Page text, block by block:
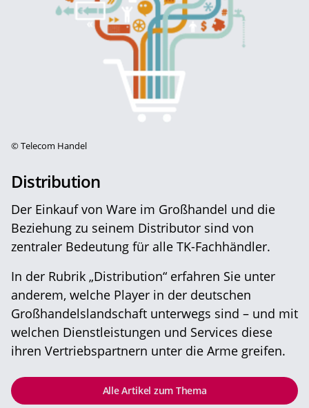
©Telecom Handel
Distribution
Der Einkauf von Ware im Großhandel und die
Beziehung zu seinem Distributor sind von
zentraler Bedeutung für alle TK-Fachhändler.
In der Rubrik „Distribution“ erfahren Sie unter
anderem, welche Player in der deutschen
Großhandelslandschaft unterwegs sind – und mit
welchen Dienstleistungen und Services diese
ihren Vertriebspartnern unter die Arme greifen.
Alle Artikel zum Thema